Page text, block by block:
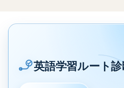
英語学習ルート